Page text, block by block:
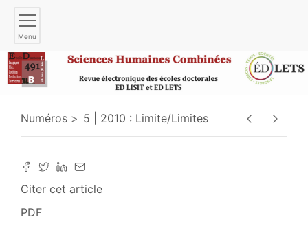
Menu
Numéros 5 | 2010 : Limite/Limites
Citer cet article
PDF